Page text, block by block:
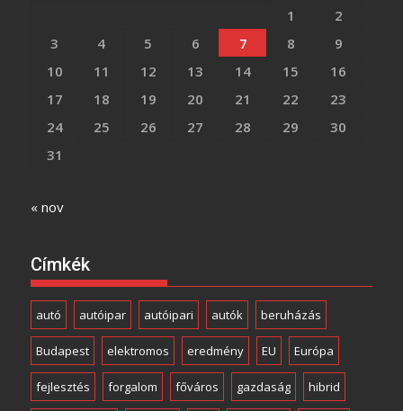
1
2
3
4 5 6 7 8
9
10
11 12 13 14 15
16
17
18 19 20 21 22
23
24
25 26 27 28 29
30
31
« nov
Címkék
autó autóipar autóipari autók beruházás
Budapest elektromos eredmény EU Európa
fejlesztés forgalom főváros gazdaság hibrid